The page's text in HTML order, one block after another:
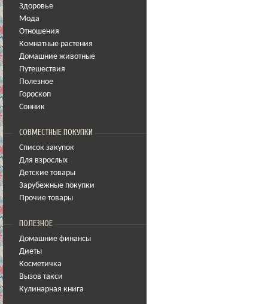
Здоровье
Мода
Отношения
Комнатные растения
Домашние животные
Путешествия
Полезное
Гороскоп
Сонник
СОВМЕСТНЫЕ ПОКУПКИ
Список закупок
Для взрослых
Детские товары
Зарубежные покупки
Прочие товары
ПОЛЕЗНОЕ
Домашние финансы
Диеты
Косметичка
Вызов такси
Кулинарная книга